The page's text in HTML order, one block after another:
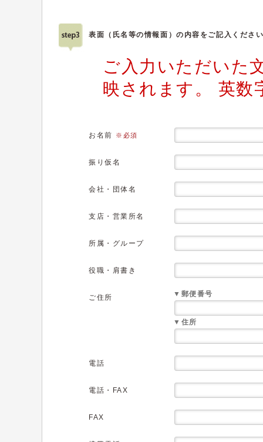
表面（氏名等の情報面）の内容をご記入くださ
ご入力いただいた
映されます。 英数
お名前 ※必須
振り仮名
会社・団体名
支店・営業所名
所属・グループ
役職・肩書き
ご住所 ▼郵便番号
▼住所
電話
電話・FAX
FAX